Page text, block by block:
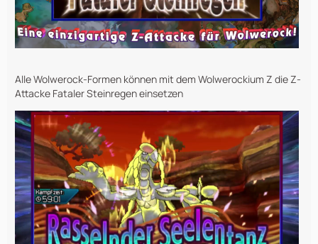
Alle Wolwerock-Formen können mit dem Wolwerockium Z die Z-
Attacke Fataler Steinregen einsetzen